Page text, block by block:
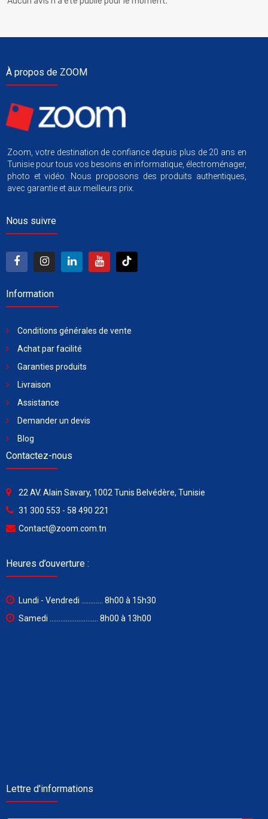
À propos de ZOOM
Zoom, votre destination de confiance depuis plus de 20 ans en
Tunisie pour tous vos besoins en informatique, électroménager,
photo et vidéo. Nous proposons des produits authentiques,
avec garantie et aux meilleurs prix.
Nous suivre
Information
Conditions générales de vente
Achat par facilité
Garanties produits
Livraison
Assistance
Demander un devis
Blog
Contactez-nous
22 AV. Alain Savary, 1002 Tunis Belvédère, Tunisie
31 300 553 - 58 490 221
Contact@zoom.com.tn
Heures d’ouverture :
Lundi - Vendredi ............ 8h00 à 15h30
Samedi ........................... 8h00 à 13h00
Lettre d'informations